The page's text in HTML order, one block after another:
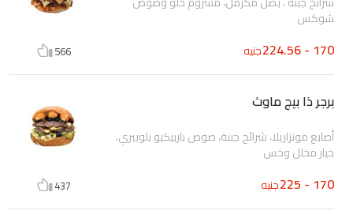
شوكس
170 - 224.56 جنيه 566
برجر ذا بيج ماوث
أصابع موتزاريلا، شرائح جبنة، صوص باربيكيو بلوبيري،
خيار مخلل وخس
170 - 225 جنيه 437